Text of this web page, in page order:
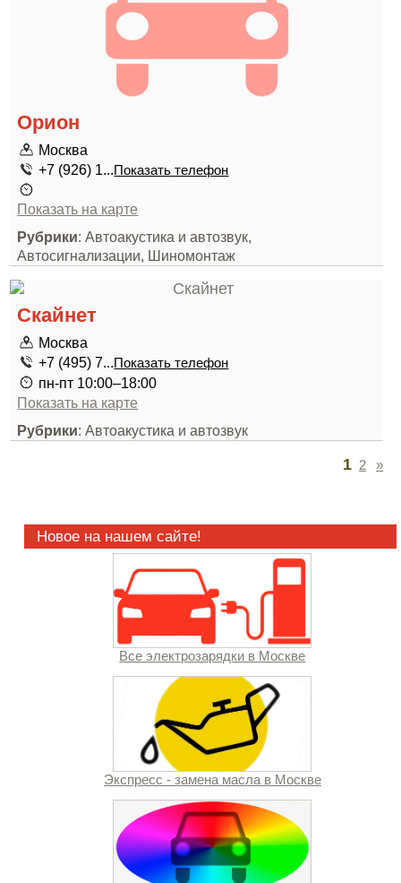
Орион
Москва
+7 (926) 1...Показать телефон
Показать на карте
Рубрики: Автоакустика и автозвук,
Автосигнализации, Шиномонтаж
Скайнет
Москва
+7 (495) 7...Показать телефон
пн-пт 10:00–18:00
Показать на карте
Рубрики: Автоакустика и автозвук
1 2 »
Новое на нашем сайте!
Все электрозарядки в Москве
Экспресс - замена масла в Москве